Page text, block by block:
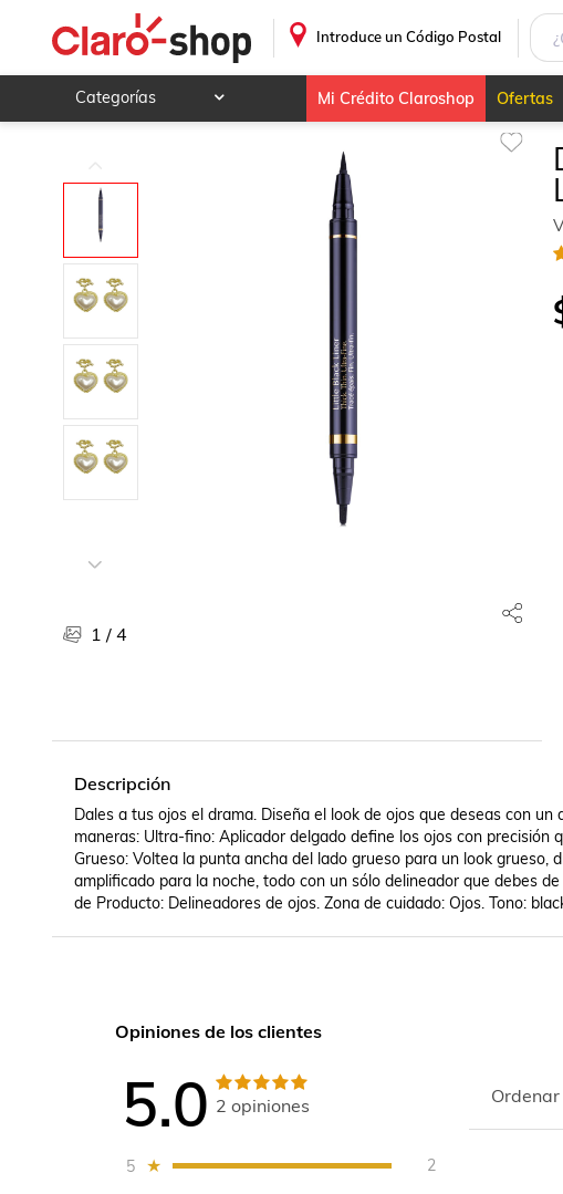
Introduce un Código Postal
Categorías
Videojuegos
Hogar y jardín
Deportes y ocio
Animales y mascotas
Mamá y bebé
Joyería y relojes
Juegos y juguetes
Otras categorías
Súpermercado
Mi Crédito Claroshop Ofertas
1 / 4
Descripción
Dales a tus ojos el drama. Diseña el look de ojos que deseas con
maneras: Ultra-fino: Aplicador delgado define los ojos con precisión
Grueso: Voltea la punta ancha del lado grueso para un look
amplificado para la noche, todo con un sólo delineador que debes
de Producto: Delineadores de ojos. Zona de cuidado: Ojos. Tono:
Opiniones de los clientes
5.0 2 opiniones
5 2
Ordenar
Delineadores de Ojos Estée Lauder Little Black Liner